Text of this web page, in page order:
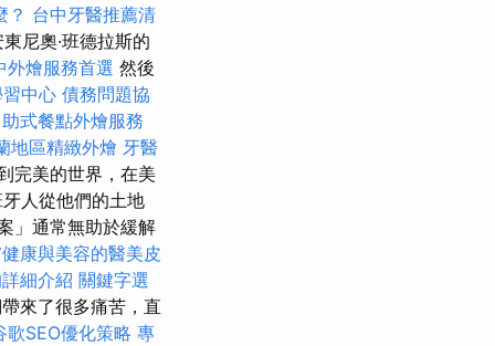
？ 台中牙醫推薦清
尼奧·班德拉斯的
外燴服務首選 然後
中心 債務問題協
式餐點外燴服務
地區精緻外燴 牙醫
完美的世界，在美
人從他們的土地
」通常無助於緩解
康與美容的醫美皮
細介紹 關鍵字選
來了很多痛苦，直
歌SEO優化策略 專